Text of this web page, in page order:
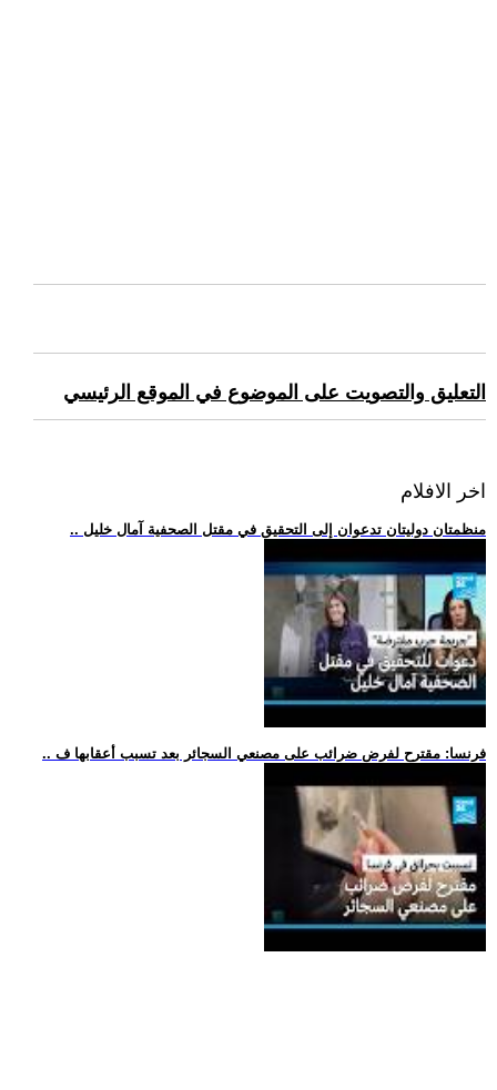
التعليق والتصويت على الموضوع في الموقع الرئيسي
اخر الافلام
.. منظمتان دوليتان تدعوان إلى التحقيق في مقتل الصحفية آمال خليل
.. فرنسا: مقترح لفرض ضرائب على مصنعي السجائر بعد تسبب أعقابها ف